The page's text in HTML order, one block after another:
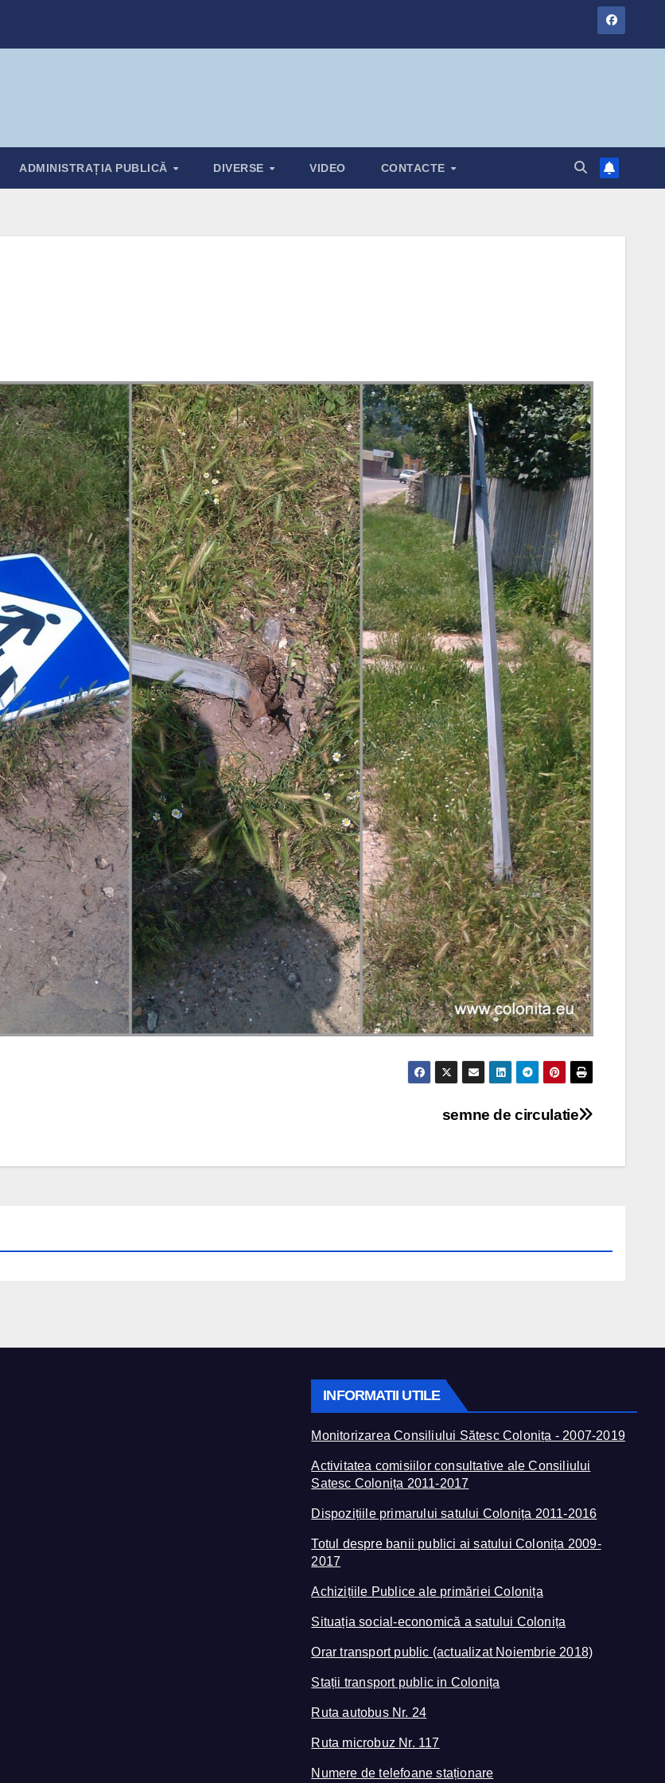
ADMINISTRAȚIA PUBLICĂ DIVERSE VIDEO CONTACTE
semne de circulatie
INFORMATII UTILE
Monitorizarea Consiliului Sătesc Colonița - 2007-2019
Activitatea comisiilor consultative ale Consiliului
Satesc Colonița 2011-2017
Dispozițiile primarului satului Colonița 2011-2016
Totul despre banii publici ai satului Colonița 2009-
2017
Achizițiile Publice ale primăriei Colonița
Situația social-economică a satului Colonița
Orar transport public (actualizat Noiembrie 2018)
Stații transport public in Colonița
Ruta autobus Nr. 24
Ruta microbuz Nr. 117
Numere de telefoane staționare